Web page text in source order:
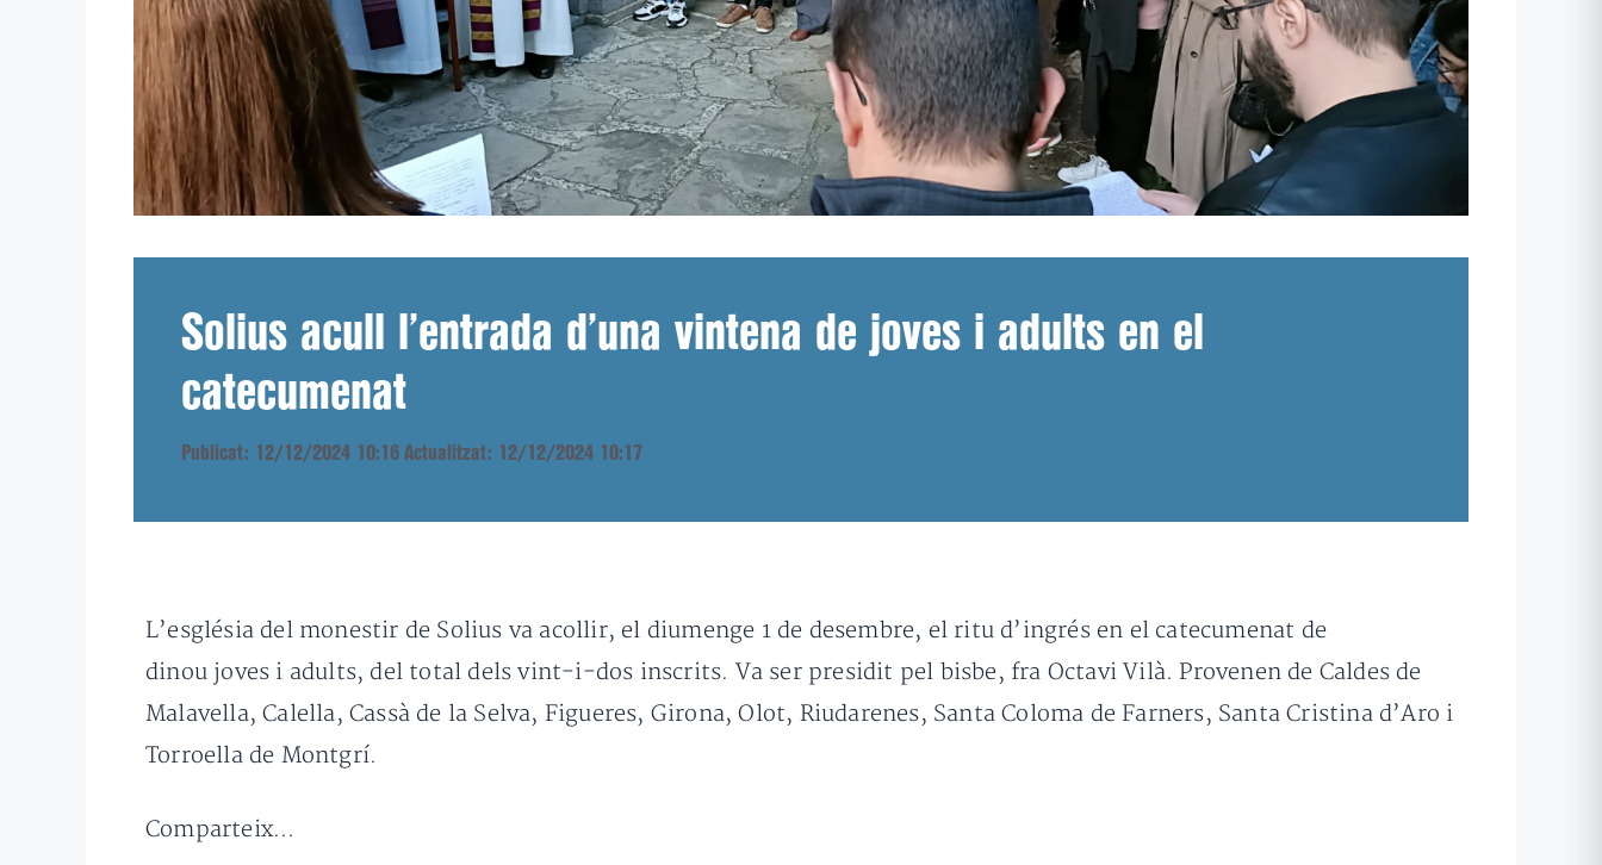
Solius acull l’entrada d’una vintena de joves i adults en el
catecumenat
Publicat: 12/12/2024 10:16 Actualitzat: 12/12/2024 10:17
L’església del monestir de Solius va acollir, el diumenge 1 de desembre, el ritu d’ingrés en el catecumenat de
dinou joves i adults, del total dels vint-i-dos inscrits. Va ser presidit pel bisbe, fra Octavi Vilà. Provenen de Caldes de
Malavella, Calella, Cassà de la Selva, Figueres, Girona, Olot, Riudarenes, Santa Coloma de Farners, Santa Cristina d’Aro i
Torroella de Montgrí.
Comparteix...